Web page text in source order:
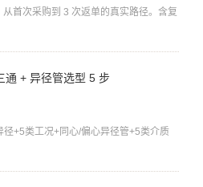
首次采购到 3 次返单的真实路径。含复
通 + 异径管选型 5 步
+5类工况+同心/偏心异径管+5类介质